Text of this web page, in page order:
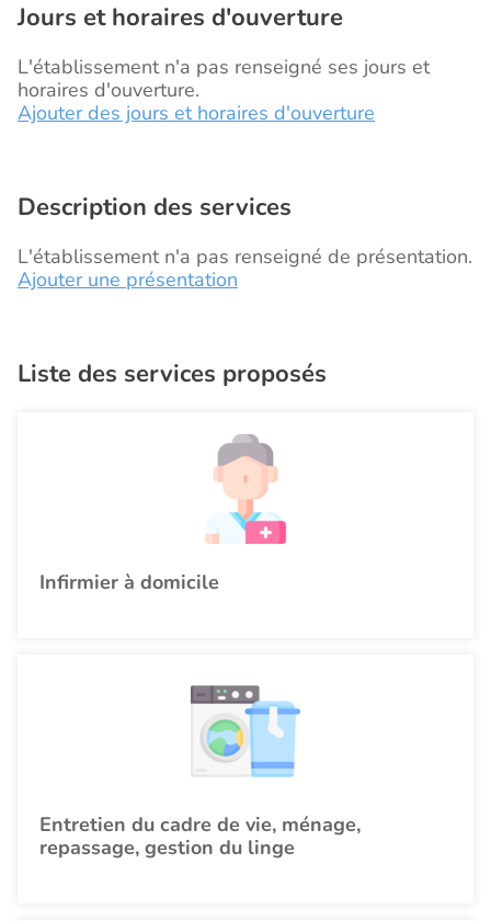
Jours et horaires d'ouverture
L'établissement n'a pas renseigné ses jours et
horaires d'ouverture.
Ajouter des jours et horaires d'ouverture
Description des services
L'établissement n'a pas renseigné de présentation.
Ajouter une présentation
Liste des services proposés
Infirmier à domicile
Entretien du cadre de vie, ménage,
repassage, gestion du linge